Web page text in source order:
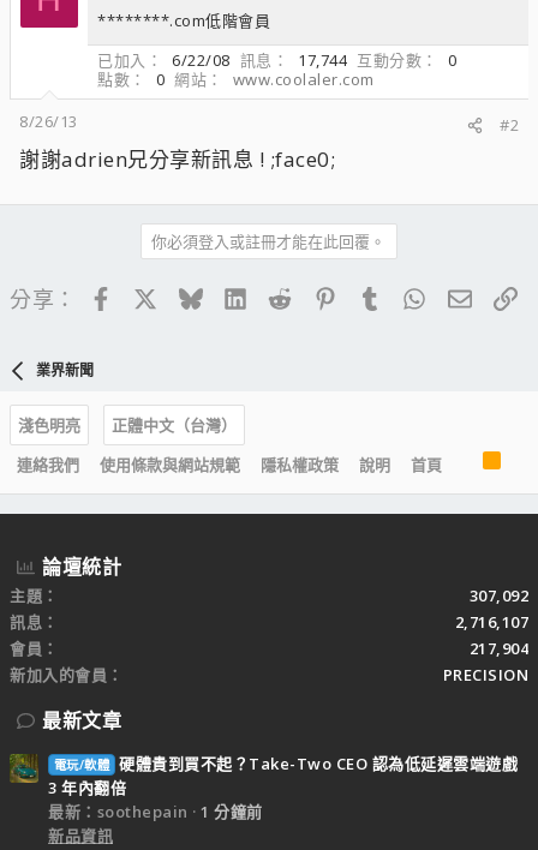
********.com低階會員
已加入
6/22/08 訊息 17,744 互動分數
0
點數
0 網站
www.coolaler.com
8/26/13
#2
謝謝adrien兄分享新訊息 ! ;face0;
你必須登入或註冊才能在此回覆。
分享： FacebookBlueskyLinkedIn
Reddit PinterestTumblrWhatsApp
電子
業界新聞
淺色明亮
正體中文（台灣）
連絡我們
使用條款與網站規範 隱私權政策 說明 首頁
S
論壇統計
主題
307,092
訊息
2,716,107
會員
217,904
新加入的會員
PRECISION
最新文章
電玩/軟體 硬體貴到買不起？Take-Two CEO 認為低延遲雲端遊戲
3 年內翻倍
最新：soothepain
1 分鐘前
新品資訊